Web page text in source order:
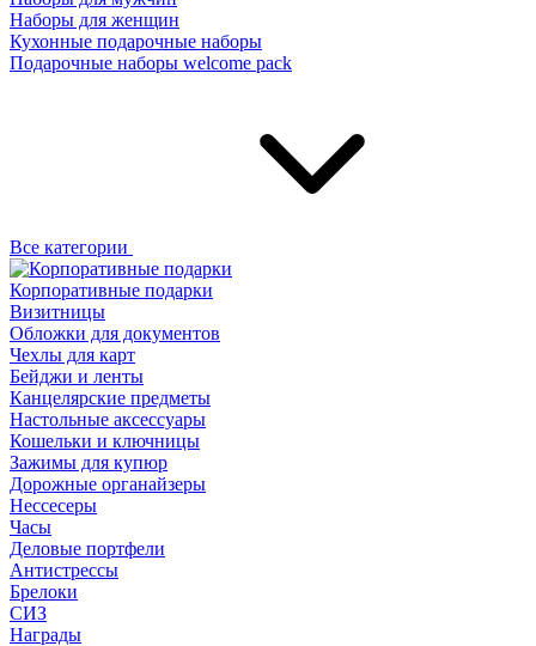
Наборы для женщин
Кухонные подарочные наборы
Подарочные наборы welcome pack
Все категории
Корпоративные подарки
Визитницы
Обложки для документов
Чехлы для карт
Бейджи и ленты
Канцелярские предметы
Настольные аксессуары
Кошельки и ключницы
Зажимы для купюр
Дорожные органайзеры
Нессесеры
Часы
Деловые портфели
Антистрессы
Брелоки
СИЗ
Награды